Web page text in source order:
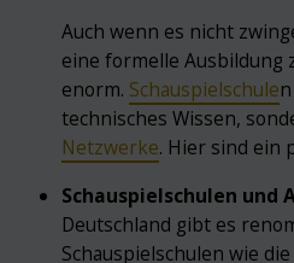
Auch wenn es nicht
eine formelle Ausbildung
enorm. Schauspielschule
technisches Wissen,
Netzwerke. Hier sind ein
Schauspielschulen und
Deutschland gibt es
Schauspielschulen wie